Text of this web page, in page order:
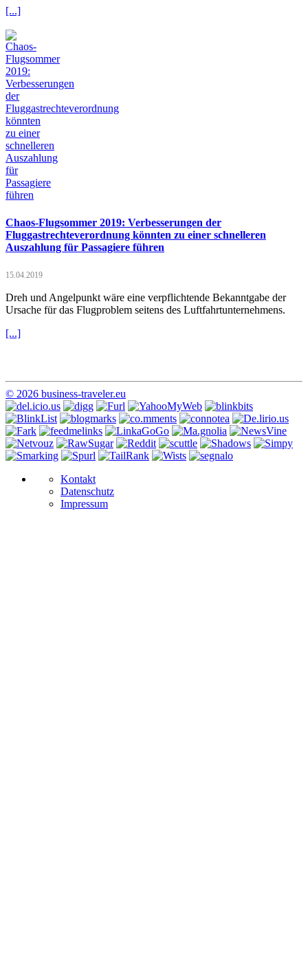
[...]
Chaos-Flugsommer 2019: Verbesserungen der
Fluggastrechteverordnung könnten zu einer schnelleren
Auszahlung für Passagiere führen
15.04.2019
Dreh und Angelpunkt wäre eine verpflichtende Bekanntgabe der
Ursache für das Flugproblem seitens des Luftfahrtunternehmens.
[...]
© 2026 business-traveler.eu
Kontakt
Datenschutz
Impressum